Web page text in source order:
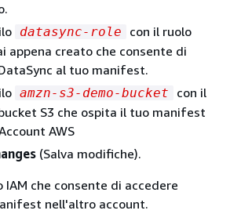
datasync-role
con il ruolo
appena creato che consente di
al tuo manifest.
amzn-s3-demo-bucket
con il
S3 che ospita il tuo manifest
AWS
(Salva modifiche).
IAM che consente di accedere
nell'altro account.